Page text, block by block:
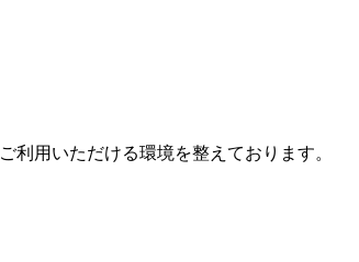
用いただける環境を整えております。